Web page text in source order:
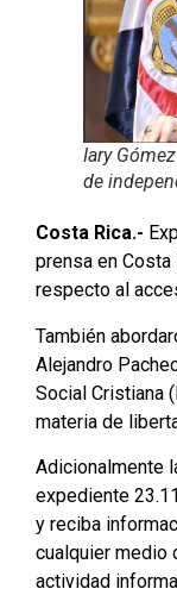
Iary
de
Costa Rica.-
prensa en
respecto al
También
Alejandro
Social Cristiana
materia de
Adicionalmente
expediente
y reciba
cualquier medio
actividad